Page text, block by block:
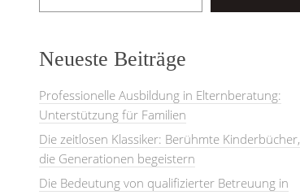
Neueste Beiträge
Professionelle Ausbildung in Elternberatung:
Unterstützung für Familien
Die zeitlosen Klassiker: Berühmte Kinderbücher,
die Generationen begeistern
Die Bedeutung von qualifizierter Betreuung in